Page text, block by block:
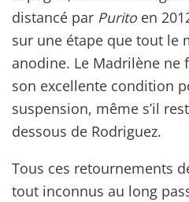
distancé par Purito en
sur une étape que tout le
anodine. Le Madrilène ne
son excellente condition
suspension, même s’il
dessous de Rodriguez.
Tous ces retournements
tout inconnus au long